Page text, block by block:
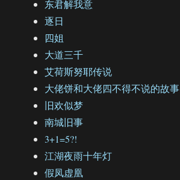
东君解我意
逐日
四姐
大道三千
艾荷斯努耶传说
大佬饼和大佬四不得不说的故事
旧欢似梦
南城旧事
3+1=5?!
江湖夜雨十年灯
假凤虚凰